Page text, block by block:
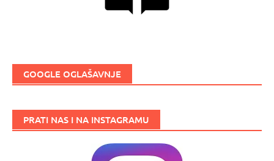
GOOGLE OGLAŠAVNJE
PRATI NAS I NA INSTAGRAMU